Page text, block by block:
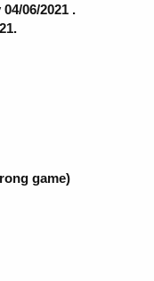
06/2021 .
game)